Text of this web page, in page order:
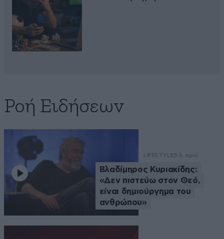
Ροή Ειδήσεων
LIFESTYLE5 λ. πριν
Βλαδίμηρος Κυριακίδης:
«Δεν πιστεύω στον Θεό,
είναι δημιούργημα του
ανθρώπου»